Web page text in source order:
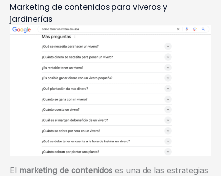
Marketing de contenidos para viveros y
jardinerías
El marketing de contenidos es una de las estrategias